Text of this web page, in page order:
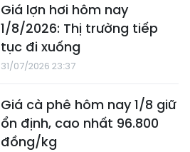
Giá lợn hơi hôm nay
1/8/2026: Thị trường tiếp
tục đi xuống
31/07/2026 23:37
Giá cà phê hôm nay 1/8 giữ
ổn định, cao nhất 96.800
đồng/kg